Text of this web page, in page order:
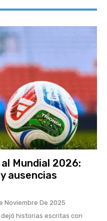
Mundial 2026:
ausencias
Noviembre De 2025
historias escritas con